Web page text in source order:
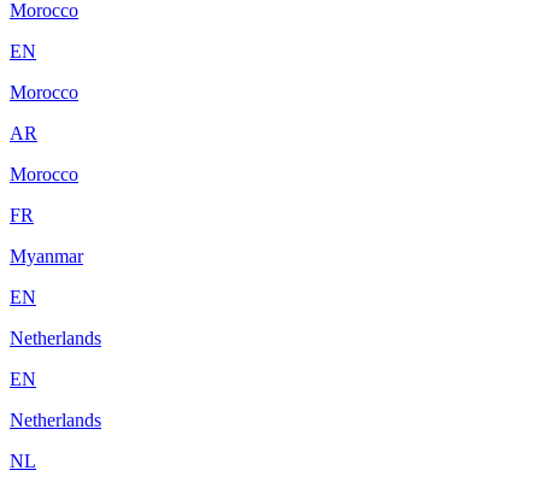
Morocco
EN
Morocco
AR
Morocco
FR
Myanmar
EN
Netherlands
EN
Netherlands
NL